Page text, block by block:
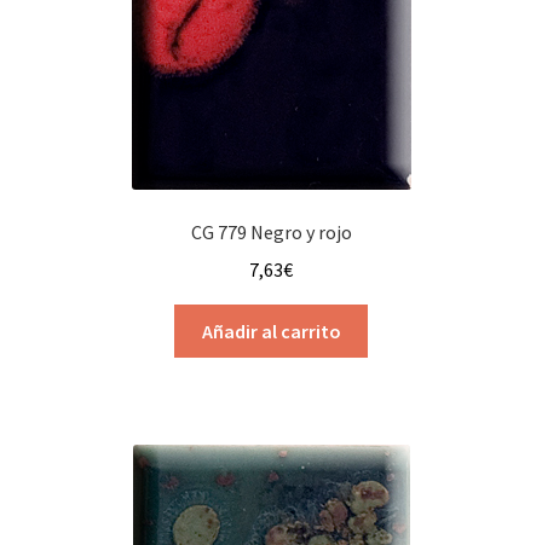
CG 779 Negro y rojo
7,63€
Añadir al carrito